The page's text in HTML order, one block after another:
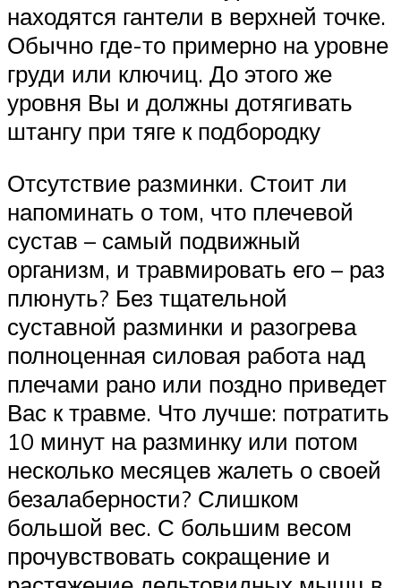
находятся гантели в верхней точке.
Обычно где-то примерно на уровне
груди или ключиц. До этого же
уровня Вы и должны дотягивать
штангу при тяге к подбородку
Отсутствие разминки. Стоит ли
напоминать о том, что плечевой
сустав – самый подвижный
организм, и травмировать его – раз
плюнуть? Без тщательной
суставной разминки и разогрева
полноценная силовая работа над
плечами рано или поздно приведет
Вас к травме. Что лучше: потратить
10 минут на разминку или потом
несколько месяцев жалеть о своей
безалаберности? Слишком
большой вес. С большим весом
прочувствовать сокращение и